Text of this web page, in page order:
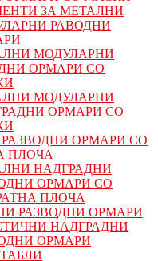
ЗА МЕТАЛНИ
РАВОДНИ
МОДУЛАРНИ
ОРМАРИ СО
МОДУЛАРНИ
ОРМАРИ СО
ОРМАРИ СО
ПЛОЧА
НАДГРАДНИ
ОРМАРИ СО
ПЛОЧА
РАЗВОДНИ ОРМАРИ
НАДГРАДНИ
ОРМАРИ